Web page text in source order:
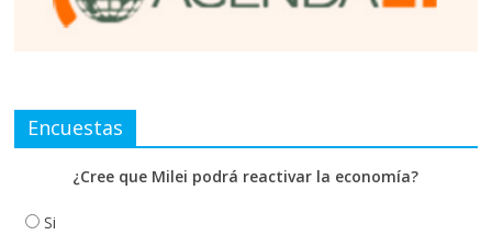
Encuestas
¿Cree que Milei podrá reactivar la economía?
Si